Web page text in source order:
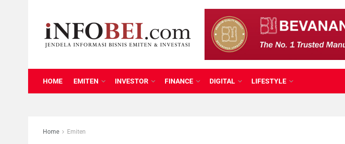
HOME EMITEN INVESTOR FINANCE DIGITAL LIFESTYLE
Home Emiten